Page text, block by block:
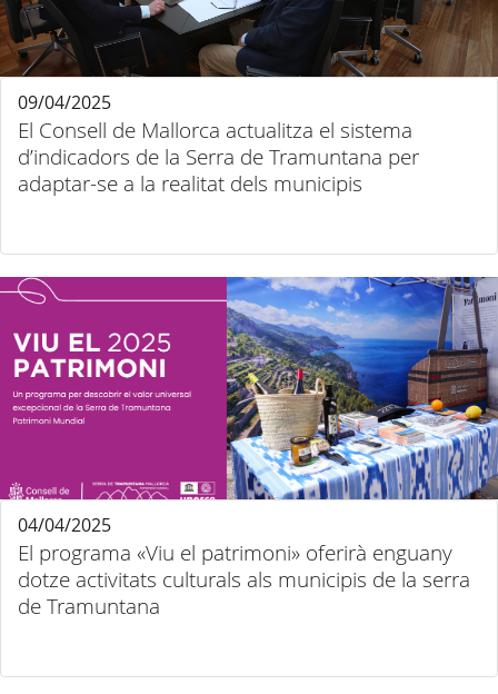
El Consell de Mallorca actualitza el sistema
d’indicadors de la Serra de Tramuntana per
adaptar-se a la realitat dels municipis
09/04/2025
El programa «Viu el patrimoni» oferirà enguany
dotze activitats culturals als municipis de la serra
de Tramuntana
04/04/2025